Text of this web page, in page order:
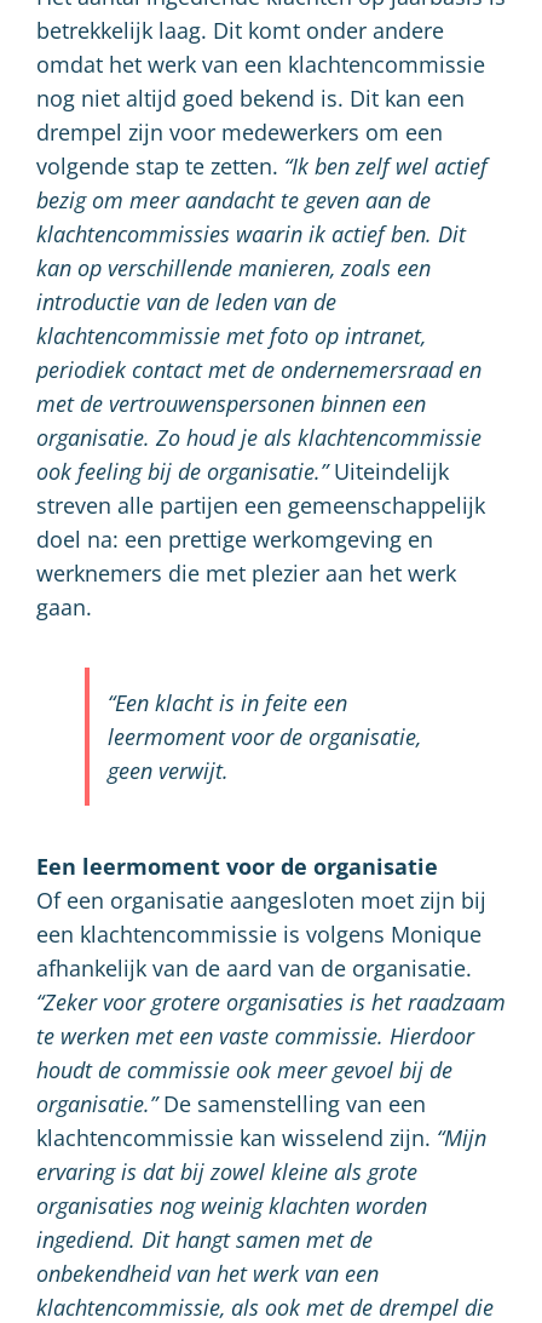
betrekkelijk laag. Dit komt onder andere
omdat het werk van een klachtencommissie
nog niet altijd goed bekend is. Dit kan een
drempel zijn voor medewerkers om een
volgende stap te zetten. “Ik ben zelf wel actief
bezig om meer aandacht te geven aan de
klachtencommissies waarin ik actief ben. Dit
kan op verschillende manieren, zoals een
introductie van de leden van de
klachtencommissie met foto op intranet,
periodiek contact met de ondernemersraad en
met de vertrouwenspersonen binnen een
organisatie. Zo houd je als klachtencommissie
ook feeling bij de organisatie.”Uiteindelijk
streven alle partijen een gemeenschappelijk
doel na: een prettige werkomgeving en
werknemers die met plezier aan het werk
gaan.
“Een klacht is in feite een
leermoment voor de organisatie,
geen verwijt.
Een leermoment voor de organisatie
Of een organisatie aangesloten moet zijn bij
een klachtencommissie is volgens Monique
afhankelijk van de aard van de organisatie.
“Zeker voor grotere organisaties is het raadzaam
te werken met een vaste commissie. Hierdoor
houdt de commissie ook meer gevoel bij de
organisatie.”De samenstelling van een
klachtencommissie kan wisselend zijn. “Mijn
ervaring is dat bij zowel kleine als grote
organisaties nog weinig klachten worden
ingediend. Dit hangt samen met de
onbekendheid van het werk van een
klachtencommissie, als ook met de drempel die